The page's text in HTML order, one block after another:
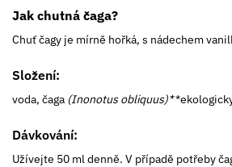
Jak chutná čaga?
Chuť čagy je mírně hořká, s nádechem
Složení:
voda, čaga (Inonotus obliquus)*
Dávkování:
Užívejte 50 ml denně. V případě potřeby